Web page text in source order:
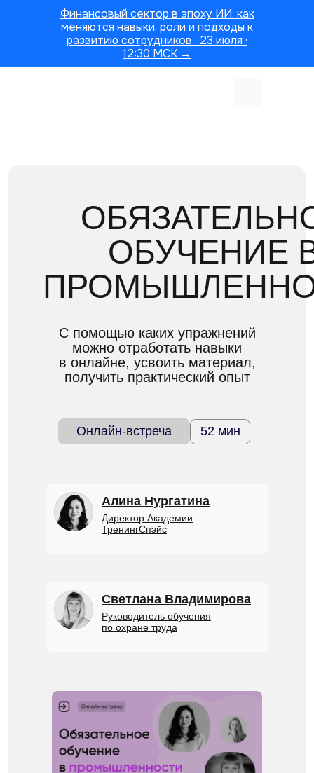
Финансовый сектор в эпоху ИИ: как
меняются навыки, роли и подходы к
развитию сотрудников · 23 июля ·
12:30 МСК →
ОБУЧЕНИЕ
С помощью каких упражнений
можно отработать навыки
в онлайне, усвоить материал,
получить практический опыт
Алина Нургатина
Директор Академии
ТренингСпэйс
Онлайн-встреча 52 мин
Светлана Владимирова
Руководитель обучения
по охране труда